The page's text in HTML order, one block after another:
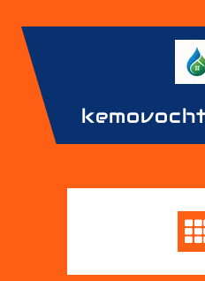
content